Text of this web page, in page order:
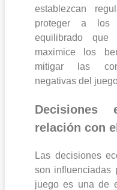
establezcan
proteger a los
equilibrado
maximice los
mitigar las
negativas del
Decisiones
relación con
Las decisiones
son influenciadas
juego es una de